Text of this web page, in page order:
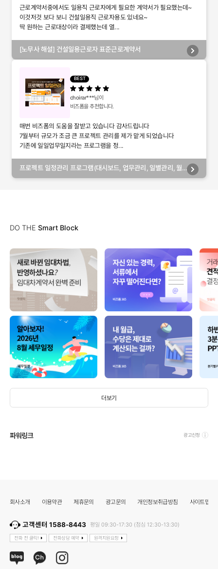
근로계약서중에서도 일용직 근로자에게 필요한 계약서가 필요했는데~
이것저것 보다 보니 건설일용직 근로자용도 있네요~
딱 원하는 근로대상이라 결제했는데 열...
[노무사 해설] 건설일용근로자 표준근로계약서
BEST
choirar***님이
비즈폼을 추천합니다.
매번 비즈폼의 도움을 잘받고 있습니다 감사드립니다
7월부터 규모가 조금 큰 프로젝트 관리를 제가 맡게 되었습니다
기존에 일일업무일지라는 프로그램을 정...
프로젝트 일정관리 프로그램(대시보드, 업무관리, 일별관리, 월
DO THE Smart Block
더보기
파워링크 광고신청
회사소개 이용약관 제휴문의 광고문의 개인정보취급방침 사이트맵
고객센터 1588-8443 평일 09:30-17:30 (점심 12:30-13:30)
전화 전 클릭! 전화상담 예약 원격지원요청